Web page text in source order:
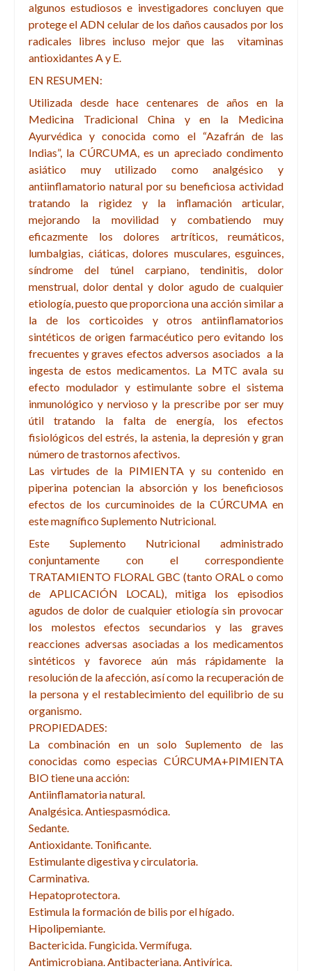
algunos estudiosos e investigadores concluyen que
protege el ADN celular de los daños causados por los
radicales libres incluso mejor que las vitaminas
antioxidantes A y E.
EN RESUMEN:
Utilizada desde hace centenares de años en la
Medicina Tradicional China y en la Medicina
Ayurvédica y conocida como el “Azafrán de las
Indias”, la CÚRCUMA, es un apreciado condimento
asiático muy utilizado como analgésico y
antiinflamatorio natural por su beneficiosa actividad
tratando la rigidez y la inflamación articular,
mejorando la movilidad y combatiendo muy
eficazmente los dolores artríticos, reumáticos,
lumbalgias, ciáticas, dolores musculares, esguinces,
síndrome del túnel carpiano, tendinitis, dolor
menstrual, dolor dental y dolor agudo de cualquier
etiología, puesto que proporciona una acción similar a
la de los corticoides y otros antiinflamatorios
sintéticos de origen farmacéutico pero evitando los
frecuentes y graves efectos adversos asociados a la
ingesta de estos medicamentos. La MTC avala su
efecto modulador y estimulante sobre el sistema
inmunológico y nervioso y la prescribe por ser muy
útil tratando la falta de energía, los efectos
fisiológicos del estrés, la astenia, la depresión y gran
número de trastornos afectivos.
Las virtudes de la PIMIENTA y su contenido en
piperina potencian la absorción y los beneficiosos
efectos de los curcuminoides de la CÚRCUMA en
este magnífico Suplemento Nutricional.
Este Suplemento Nutricional administrado
conjuntamente con el correspondiente
TRATAMIENTO FLORAL GBC (tanto ORAL o como
de APLICACIÓN LOCAL), mitiga los episodios
agudos de dolor de cualquier etiología sin provocar
los molestos efectos secundarios y las graves
reacciones adversas asociadas a los medicamentos
sintéticos y favorece aún más rápidamente la
resolución de la afección, así como la recuperación de
la persona y el restablecimiento del equilibrio de su
organismo.
PROPIEDADES:
La combinación en un solo Suplemento de las
conocidas como especias CÚRCUMA+PIMIENTA
BIO tiene una acción:
Antiinflamatoria natural.
Analgésica. Antiespasmódica.
Sedante.
Antioxidante. Tonificante.
Estimulante digestiva y circulatoria.
Carminativa.
Hepatoprotectora.
Estimula la formación de bilis por el hígado.
Hipolipemiante.
Bactericida. Fungicida. Vermífuga.
Antimicrobiana. Antibacteriana. Antivírica.